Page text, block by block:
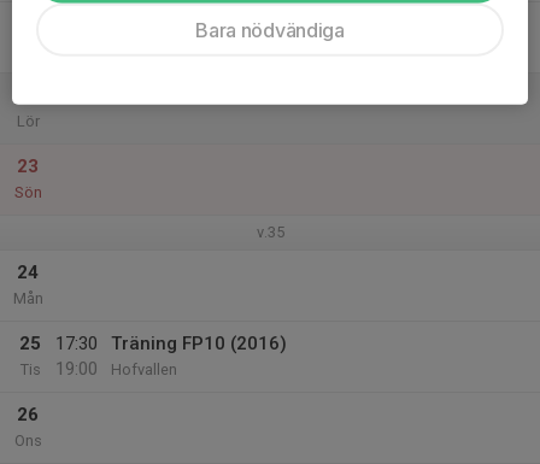
Lör
23
Sön
v.35
24
Mån
25
Tis
17:30
19:00
Träning FP10 (2016)
Hofvallen
26
Ons
Bara nödvändiga